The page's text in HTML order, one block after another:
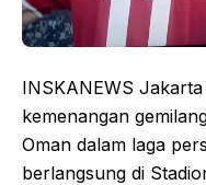
INSKANEWS
kemenangan
Oman dalam laga
berlangsung di